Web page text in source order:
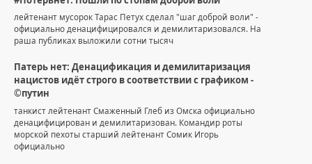
лейтенант мусорок Тарас Петух сделал "шаг доброй воли" -
официально денацифицировался и демилитаризовался. На
раша публиках выложили сотни тысяч
Патерь нет: Денацификация и демилитаризация
нацистов идёт строго в соответствии с графиком -
©путин
танкист лейтенант Смаженный Глеб из Омска официально
денацифицирован и демилитаризован. Командир роты
морской пехоты старший лейтенант Сомик Игорь
официально